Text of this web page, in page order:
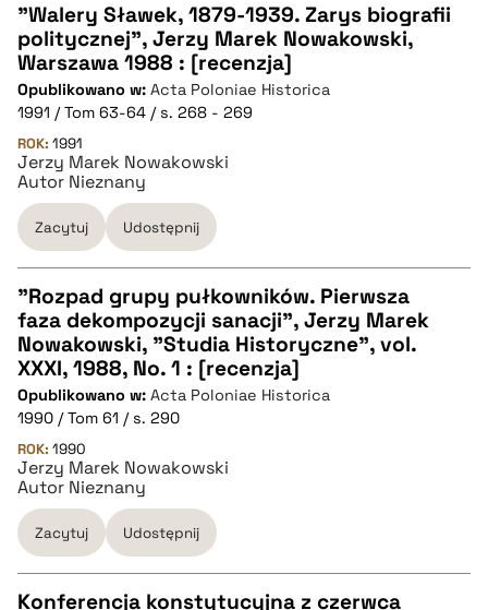
CZYSTY TEKST
pobierz cytat
BIBTEX
pobierz cytat
"Walery Sławek, 1879-1939. Zarys biografii
politycznej", Jerzy Marek Nowakowski,
Warszawa 1988 : [recenzja]
Opublikowano w: Acta Poloniae Historica
1991 / Tom 63-64 / s. 268 - 269
ROK: 1991
Jerzy Marek Nowakowski
Autor Nieznany
Zacytuj Udostępnij
CZYSTY TEKST
pobierz cytat
BIBTEX
pobierz cytat
"Rozpad grupy pułkowników. Pierwsza
faza dekompozycji sanacji", Jerzy Marek
Nowakowski, "Studia Historyczne", vol.
XXXI, 1988, No. 1 : [recenzja]
Opublikowano w: Acta Poloniae Historica
1990 / Tom 61 / s. 290
ROK: 1990
Jerzy Marek Nowakowski
Autor Nieznany
Zacytuj Udostępnij
Konferencja konstytucyjna z czerwca